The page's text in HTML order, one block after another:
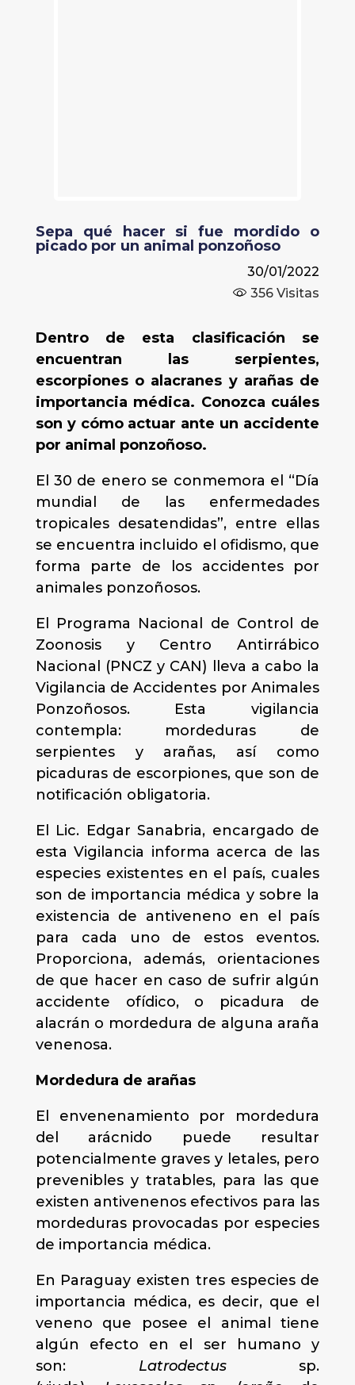
Sepa qué hacer si fue mordido o
picado por un animal ponzoñoso
30/01/2022
356 Visitas
Dentro de esta clasificación se
encuentran las serpientes,
escorpiones o alacranes y arañas de
importancia médica. Conozca cuáles
son y cómo actuar ante un accidente
por animal ponzoñoso.
El 30 de enero se conmemora el “Día
mundial de las enfermedades
tropicales desatendidas”, entre ellas
se encuentra incluido el ofidismo, que
forma parte de los accidentes por
animales ponzoñosos.
El Programa Nacional de Control de
Zoonosis y Centro Antirrábico
Nacional (PNCZ y CAN) lleva a cabo la
Vigilancia de Accidentes por Animales
Ponzoñosos. Esta vigilancia
contempla: mordeduras de
serpientes y arañas, así como
picaduras de escorpiones, que son de
notificación obligatoria.
El Lic. Edgar Sanabria, encargado de
esta Vigilancia informa acerca de las
especies existentes en el país, cuales
son de importancia médica y sobre la
existencia de antiveneno en el país
para cada uno de estos eventos.
Proporciona, además, orientaciones
de que hacer en caso de sufrir algún
accidente ofídico, o picadura de
alacrán o mordedura de alguna araña
venenosa.
Mordedura de arañas
El envenenamiento por mordedura
del arácnido puede resultar
potencialmente graves y letales, pero
prevenibles y tratables, para las que
existen antivenenos efectivos para las
mordeduras provocadas por especies
de importancia médica.
En Paraguay existen tres especies de
importancia médica, es decir, que el
veneno que posee el animal tiene
algún efecto en el ser humano y
son: Latrodectussp.